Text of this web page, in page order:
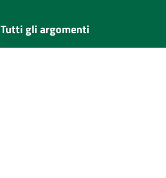
Tutti gli argomenti